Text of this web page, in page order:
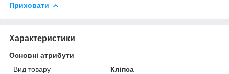
Приховати
Характеристики
Основні атрибути
Вид товару
Кліпса